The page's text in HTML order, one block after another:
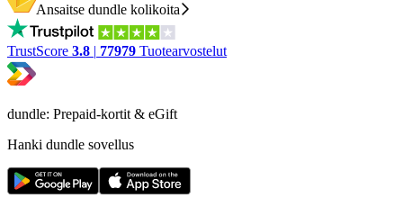
Ansaitse dundle kolikoita
TrustScore 3.8 | 77979 Tuotearvostelut
dundle: Prepaid-kortit & eGift
Hanki dundle sovellus